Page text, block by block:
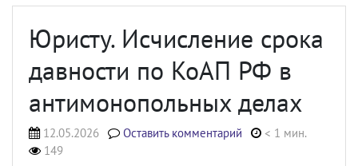
Юристу. Исчисление срока
давности по КоАП РФ в
антимонопольных делах
12.05.2026 Оставить комментарий
< 1 мин.
149